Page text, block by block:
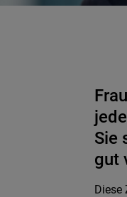
Sie
gut
Diese